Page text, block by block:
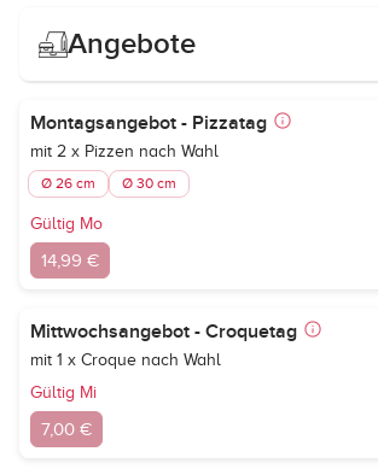
Angebote
Montagsangebot - Pizzatag
mit 2 x Pizzen nach Wahl
Ø 26 cm Ø 30 cm
Gültig Mo
14,99 €
Mittwochsangebot - Croquetag
mit 1 x Croque nach Wahl
Gültig Mi
7,00 €